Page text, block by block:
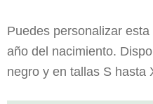
Puedes personalizar
año del nacimiento.
negro y en tallas S hasta